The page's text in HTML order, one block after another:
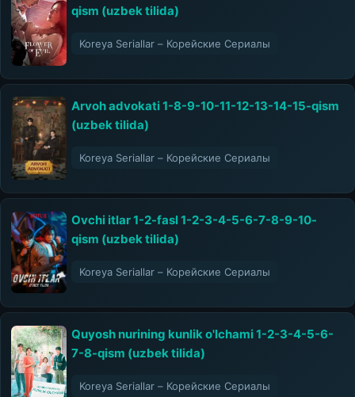
qism (uzbek tilida)
Koreya Seriallar – Корейские Сериалы
Arvoh advokati 1-8-9-10-11-12-13-14-15-qism
(uzbek tilida)
Koreya Seriallar – Корейские Сериалы
Ovchi itlar 1-2-fasl 1-2-3-4-5-6-7-8-9-10-
qism (uzbek tilida)
Koreya Seriallar – Корейские Сериалы
Quyosh nurining kunlik o'lchami 1-2-3-4-5-6-
7-8-qism (uzbek tilida)
Koreya Seriallar – Корейские Сериалы